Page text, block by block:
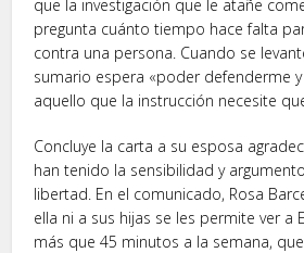
que la investigación que le atañe
pregunta cuánto tiempo hace falta
contra una persona. Cuando se
sumario espera «poder defenderme
aquello que la instrucción necesite
Concluye la carta a su esposa
han tenido la sensibilidad y
libertad. En el comunicado, Rosa
ella ni a sus hijas se les permite ver a
más que 45 minutos a la semana,